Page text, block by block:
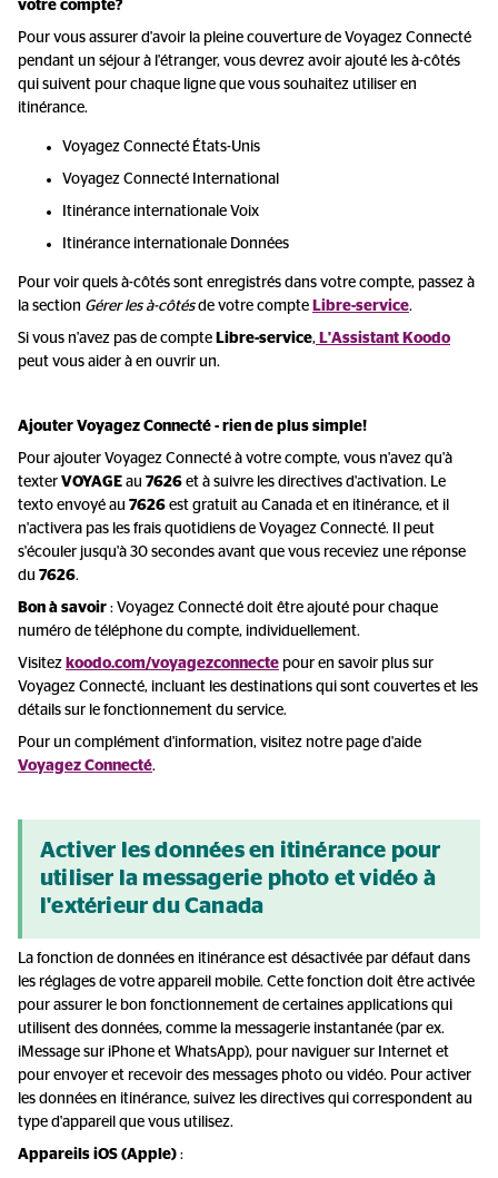
votre compte?
Pour vous assurer d'avoir la pleine couverture de Voyagez Connecté
pendant un séjour à l'étranger, vous devrez avoir ajouté les à-côtés
qui suivent pour chaque ligne que vous souhaitez utiliser en
itinérance.
Voyagez Connecté États-Unis
Voyagez Connecté International
Itinérance internationale Voix
Itinérance internationale Données
Pour voir quels à-côtés sont enregistrés dans votre compte, passez à
la section Gérer les à-côtésde votre compte Libre-service.
Si vous n'avez pas de compte Libre-service, L'Assistant Koodo
peut vous aider à en ouvrir un.
Ajouter Voyagez Connecté - rien de plus simple!
Pour ajouter Voyagez Connecté à votre compte, vous n'avez qu'à
texter VOYAGE au 7626 et à suivre les directives d'activation. Le
texto envoyé au 7626 est gratuit au Canada et en itinérance, et il
n'activera pas les frais quotidiens de Voyagez Connecté. Il peut
s'écouler jusqu'à 30 secondes avant que vous receviez une réponse
du 7626.
Bon à savoir : Voyagez Connecté doit être ajouté pour chaque
numéro de téléphone du compte, individuellement.
Visitez koodo.com/voyagezconnecte pour en savoir plus sur
Voyagez Connecté, incluant les destinations qui sont couvertes et les
détails sur le fonctionnement du service.
Pour un complément d'information, visitez notre page d'aide
Voyagez Connecté.
Activer les données en itinérance pour
utiliser la messagerie photo et vidéo à
l'extérieur du Canada
La fonction de données en itinérance est désactivée par défaut dans
les réglages de votre appareil mobile. Cette fonction doit être activée
pour assurer le bon fonctionnement de certaines applications qui
utilisent des données, comme la messagerie instantanée (par ex.
iMessage sur iPhone et WhatsApp), pour naviguer sur Internet et
pour envoyer et recevoir des messages photo ou vidéo. Pour activer
les données en itinérance, suivez les directives qui correspondent au
type d'appareil que vous utilisez.
Appareils iOS (Apple) :